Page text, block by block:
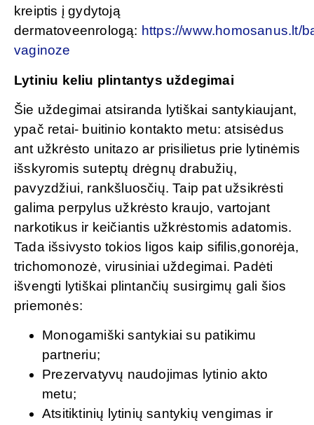
kreiptis į gydytoją
dermatoveenrologą: https://www.homosanus.lt/
vaginoze
Lytiniu keliu plintantys uždegimai
Šie uždegimai atsiranda lytiškai santykiaujant,
ypač retai- buitinio kontakto metu: atsisėdus
ant užkrėsto unitazo ar prisilietus prie lytinėmis
išskyromis suteptų drėgnų drabužių,
pavyzdžiui, rankšluosčių. Taip pat užsikrėsti
galima perpylus užkrėsto kraujo, vartojant
narkotikus ir keičiantis užkrėstomis adatomis.
Tada išsivysto tokios ligos kaip sifilis,gonorėja,
trichomonozė, virusiniai uždegimai. Padėti
išvengti lytiškai plintančių susirgimų gali šios
priemonės:
Monogamiški santykiai su patikimu
partneriu;
Prezervatyvų naudojimas lytinio akto
metu;
Atsitiktinių lytinių santykių vengimas ir